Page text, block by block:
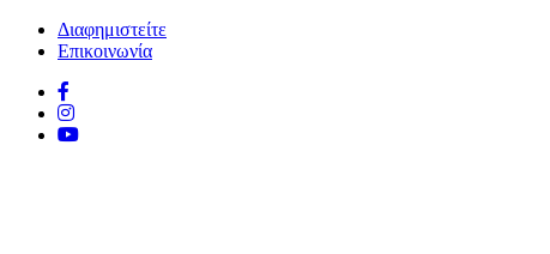
Διαφημιστείτε
Επικοινωνία